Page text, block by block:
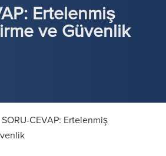
Ertelenmiş
ve Güvenlik
SORU-CEVAP: Ertelenmiş